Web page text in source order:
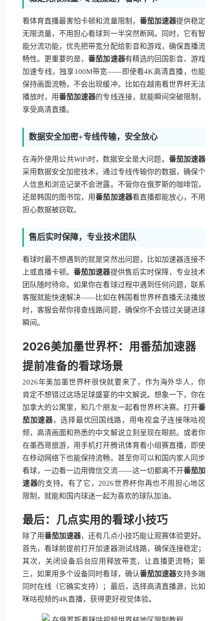
看体育直播最害怕卡顿和流量限制， 番茄加速器提供稳定
无限流量，不用担心看球到一半突然断网。同时，它有智
能分流功能，优先把带宽分配给影音和游戏，确保直播流
畅性。更重要的是，番茄加速器有精选的回国影音、游戏
加速专线，独享100M带宽——即使看4K高清直播，也能
保持画面流畅，不会出现缓冲。比如在越南看世界杯无法
播放时，用番茄加速器的专线连接，就能瞬间突破限制，
享受高清直播。
数据安全加密+专线传输，安全放心
在海外使用公共WiFi时，数据安全是大问题。 番茄加速器
采用数据安全加密技术，通过专线传输你的数据，确保个
人信息和浏览记录不会泄露。不管你在俄罗斯的咖啡馆，
还是韩国的图书馆，用番茄加速器看直播都能放心，不用
担心数据被窃取。
售后实时保障，专业技术团队
看球时最不想遇到的就是突然出问题，比如加速器连接不
上或直播卡顿。番茄加速器提供售后实时保障，专业技术
团队随时待命。如果你在看球过程中遇到任何问题，联系
客服就能快速解决——比如在韩国看世界杯直播无法播放
时，客服会帮你排查线路问题，确保你不会错过关键进球
瞬间。
2026美加墨世界杯：用番茄加速器
提前准备的看球场景
2026年美加墨世界杯很快就要来了，作为海外华人，你
肯定不想错过这场足球盛宴的中文解说。想象一下，你在
加拿大的公寓里，和几个朋友一起看世界杯决赛。打开番
茄加速器，选择最优回国线路，用电视盒子连接咪咕视
频，高清画面和熟悉的中文解说立刻呈现在眼前。或者你
在墨西哥旅游，用手机打开腾讯体育看小组赛直播，即使
在移动网络下也能保持流畅。甚至你可以和国内家人同步
看球，一边看一边用微信交流——这一切都离不开番茄加
速器的支持。有了它，2026世界杯你再也不用担心地区
限制，就能和国内球迷一起为喜欢的球队加油。
最后：几点实用的看球小技巧
除了用番茄加速器，还有几点小技巧能让观赛体验更好。
首先，看球前提前打开加速器测试线路，确保连接稳定；
其次，关闭设备后台应用释放带宽，让直播更流畅；第
三，如果用多个设备同时看球，确认番茄加速器支持多端
同时在线（它确实支持）；最后，选择高清直播源，比如
咪咕视频的4K直播，获得更好视觉体验。